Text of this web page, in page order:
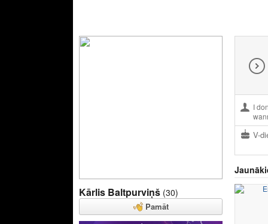
Kārlis Baltpurviņš (30)
Pamāt
I
V-